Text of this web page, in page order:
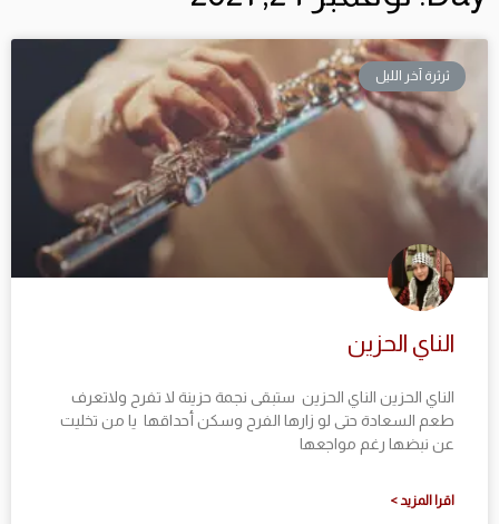
ثرثرة آخر الليل
الناي الحزين
الناي الحزين الناي الحزين ستبقى نجمة حزينة لا تفرح ولاتعرف
طعم السعادة حتى لو زارها الفرح وسكن أحداقها يا من تخليت
عن نبضها رغم مواجعها
اقرا المزيد >